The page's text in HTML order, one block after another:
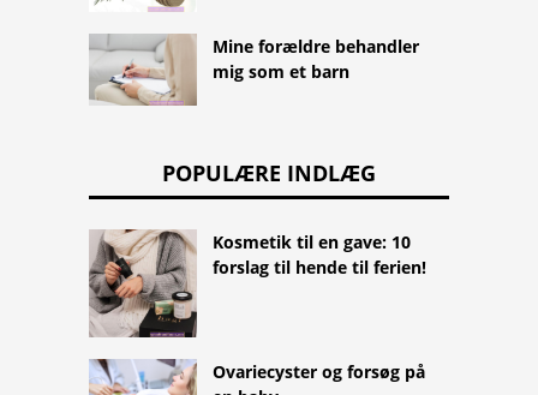
Mine forældre behandler
mig som et barn
POPULÆRE INDLÆG
Kosmetik til en gave: 10
forslag til hende til ferien!
Ovariecyster og forsøg på